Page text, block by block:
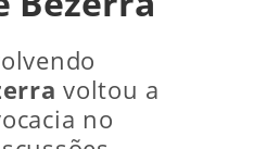
voltou a
no